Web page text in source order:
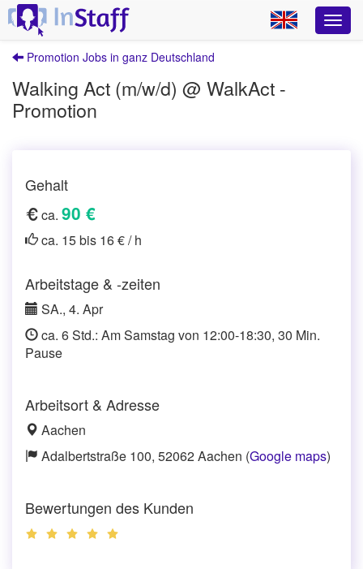
Promotion Jobs in ganz Deutschland
Walking Act (m/w/d) @ WalkAct -
Promotion
Gehalt
ca. 90 €
ca. 15 bis 16 € / h
Arbeitstage & -zeiten
SA., 4. Apr
ca. 6 Std.: Am Samstag von 12:00-18:30, 30 Min.
Pause
Arbeitsort & Adresse
Aachen
Adalbertstraße 100, 52062 Aachen (Google maps)
Bewertungen des Kunden